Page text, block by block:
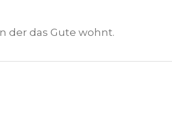
der das Gute wohnt.